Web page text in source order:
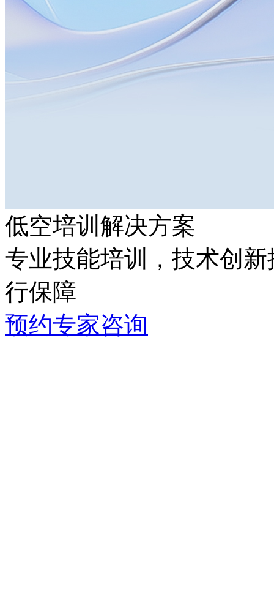
低空培训解决方案
专业技能培训，技术创新
行保障
预约专家咨询